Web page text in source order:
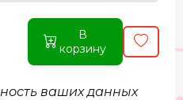
В
корзину
ваших данных